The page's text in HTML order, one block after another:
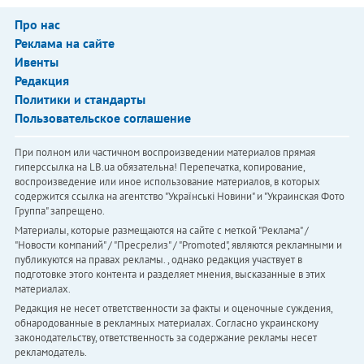
Про нас
Реклама на сайте
Ивенты
Редакция
Политики и стандарты
Пользовательское соглашение
При полном или частичном воспроизведении материалов прямая
гиперссылка на LB.ua обязательна! Перепечатка, копирование,
воспроизведение или иное использование материалов, в которых
содержится ссылка на агентство "Українськi Новини" и "Украинская Фото
Группа" запрещено.
Материалы, которые размещаются на сайте с меткой "Реклама" /
"Новости компаний" / "Пресрелиз" / "Promoted", являются рекламными и
публикуются на правах рекламы. , однако редакция участвует в
подготовке этого контента и разделяет мнения, высказанные в этих
материалах.
Редакция не несет ответственности за факты и оценочные суждения,
обнародованные в рекламных материалах. Согласно украинскому
законодательству, ответственность за содержание рекламы несет
рекламодатель.